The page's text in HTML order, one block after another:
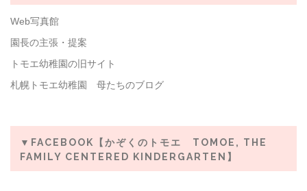
Web写真館
園長の主張・提案
トモエ幼稚園の旧サイト
札幌トモエ幼稚園 母たちのブログ
▼FACEBOOK【かぞくのトモエ TOMOE, THE
FAMILY CENTERED KINDERGARTEN】